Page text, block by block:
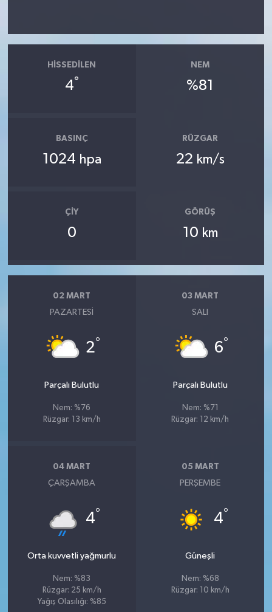
HISSEDILEN
4°
NEM
%81
BASINÇ
1024 hpa
RÜZGAR
22 km/s
ÇIY
0
GÖRÜŞ
10 km
02 MART
PAZARTESI
2°
Parçalı Bulutlu
Nem: %76
Rüzgar: 13 km/h
03 MART
SALI
6°
Parçalı Bulutlu
Nem: %71
Rüzgar: 12 km/h
04 MART
ÇARŞAMBA
4°
Orta kuvvetli yağmurlu
Nem: %83
Rüzgar: 25 km/h
Yağış Olasılığı: %85
05 MART
PERŞEMBE
4°
Güneşli
Nem: %68
Rüzgar: 10 km/h